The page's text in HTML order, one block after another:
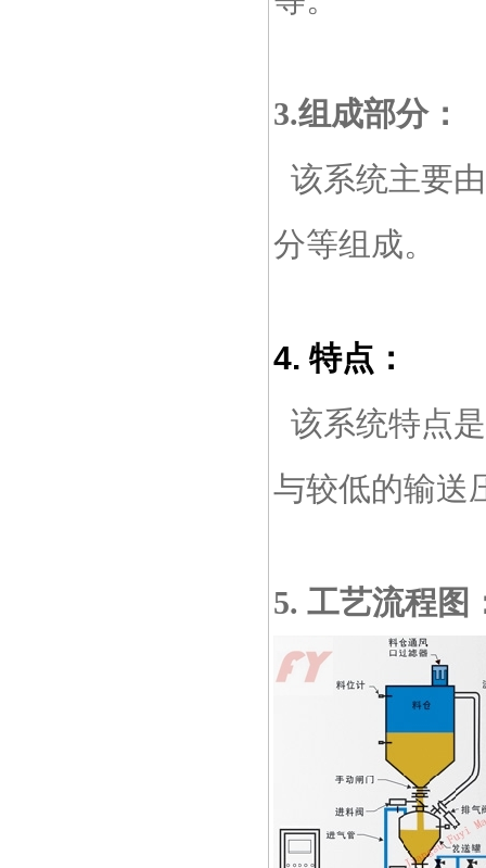
3.组成部分：
该系统主要
分等组成。
4. 特点：
该系统特点
与较低的输送
5. 工艺流程图